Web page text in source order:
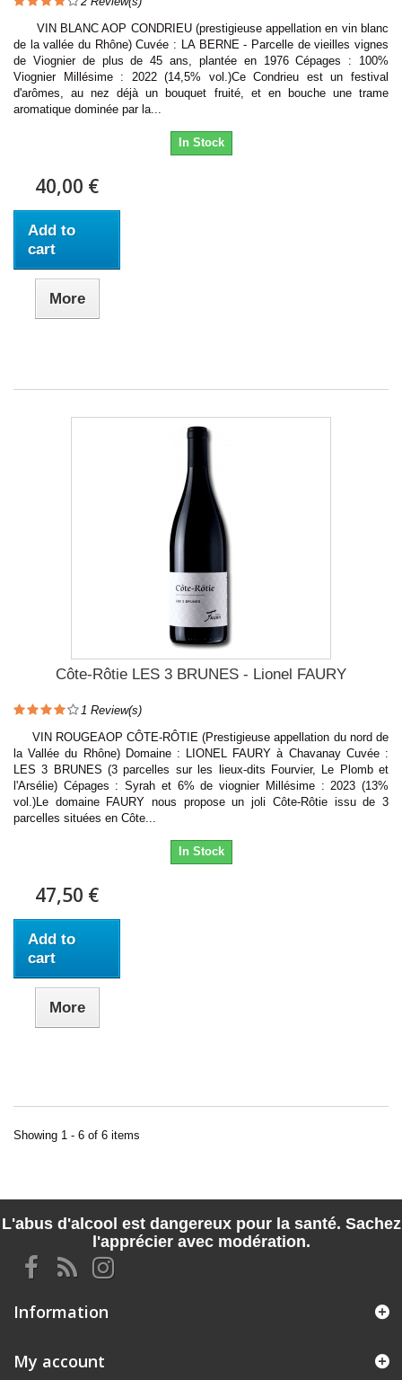
VIN BLANC AOP CONDRIEU (prestigieuse appellation en vin blanc
de la vallée du Rhône) Cuvée : LA BERNE - Parcelle de vieilles vignes
de Viognier de plus de 45 ans, plantée en 1976 Cépages : 100%
Viognier Millésime : 2022 (14,5% vol.)Ce Condrieu est un festival
d'arômes, au nez déjà un bouquet fruité, et en bouche une trame
aromatique dominée par la...
In Stock
40,00 €
Add to
cart
More
Côte-Rôtie LES 3 BRUNES - Lionel FAURY
1 Review(s)
VIN ROUGEAOP CÔTE-RÔTIE (Prestigieuse appellation du nord de
la Vallée du Rhône) Domaine : LIONEL FAURY à Chavanay Cuvée :
LES 3 BRUNES (3 parcelles sur les lieux-dits Fourvier, Le Plomb et
l'Arsélie) Cépages : Syrah et 6% de viognier Millésime : 2023 (13%
vol.)Le domaine FAURY nous propose un joli Côte-Rôtie issu de 3
parcelles situées en Côte...
In Stock
47,50 €
Add to
cart
More
Showing 1 - 6 of 6 items
L'abus d'alcool est dangereux pour la santé. Sachez
l'apprécier avec modération.
Information
My account